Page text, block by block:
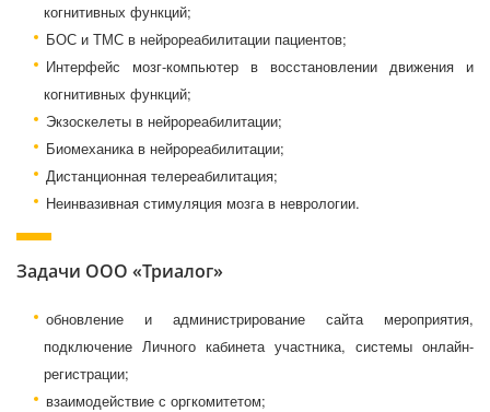
когнитивных функций;
БОС и ТМС в нейрореабилитации пациентов;
Интерфейс мозг-компьютер в восстановлении движения и
когнитивных функций;
Экзоскелеты в нейрореабилитации;
Биомеханика в нейрореабилитации;
Дистанционная телереабилитация;
Неинвазивная стимуляция мозга в неврологии.
Задачи ООО «Триалог»
обновление и администрирование сайта мероприятия,
подключение Личного кабинета участника, системы онлайн-
регистрации;
взаимодействие с оргкомитетом;